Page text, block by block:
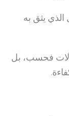
الذي يثق به
فحسب، بل